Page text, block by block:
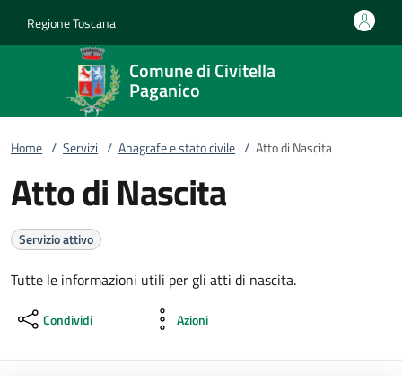
Regione Toscana
Comune di Civitella
Paganico
Home / Servizi / Anagrafe e stato civile / Atto di Nascita
Atto di Nascita
Servizio attivo
Tutte le informazioni utili per gli atti di nascita.
Condividi Azioni